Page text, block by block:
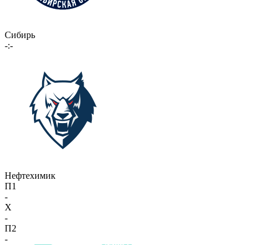
Сибирь
-:-
Нефтехимик
П1
-
X
-
П2
-